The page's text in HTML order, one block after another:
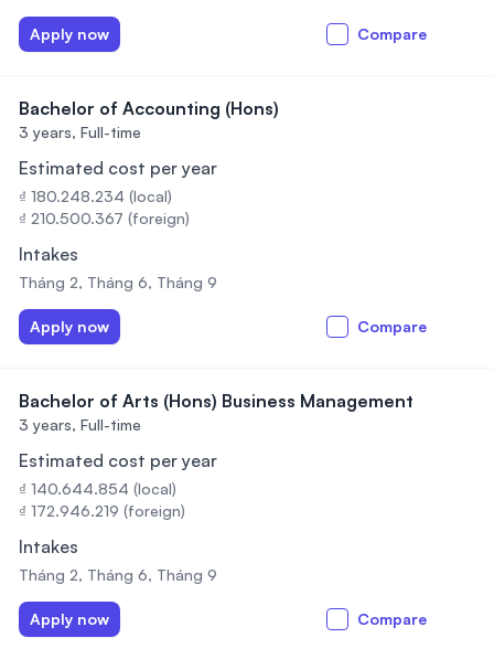
Apply now Compare
Bachelor of Accounting (Hons)
3 years, Full-time
Estimated cost per year
₫ 180.248.234 (local)
₫ 210.500.367 (foreign)
Intakes
Tháng 2, Tháng 6, Tháng 9
Apply now Compare
Bachelor of Arts (Hons) Business Management
3 years, Full-time
Estimated cost per year
₫ 140.644.854 (local)
₫ 172.946.219 (foreign)
Intakes
Tháng 2, Tháng 6, Tháng 9
Apply now Compare